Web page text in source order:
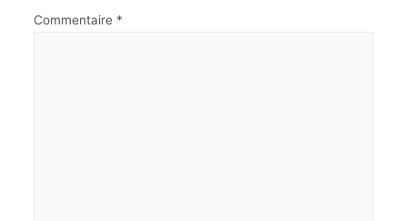
Commentaire *